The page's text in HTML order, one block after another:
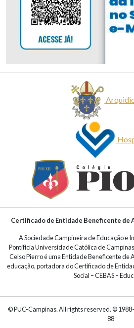
Certificado de Entidade Beneficente de
A Sociedade Campineira de Educação e
Pontifícia Universidade Católica de
Celso Pierro é uma Entidade Beneficente de
educação, portadora do Certificado de
Social – CEBAS –
© PUC-Campinas. All rights reserved. ©
88